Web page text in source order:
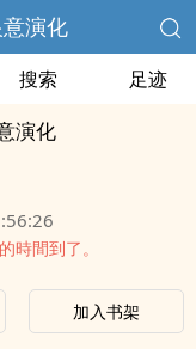
演化
搜索 足迹
演化
時間到了。
加入书架